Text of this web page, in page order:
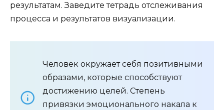
результатам. Заведите тетрадь отслеживания
процесса и результатов визуализации.
Человек окружает себя позитивными
образами, которые способствуют
достижению целей. Степень
привязки эмоционального накала к